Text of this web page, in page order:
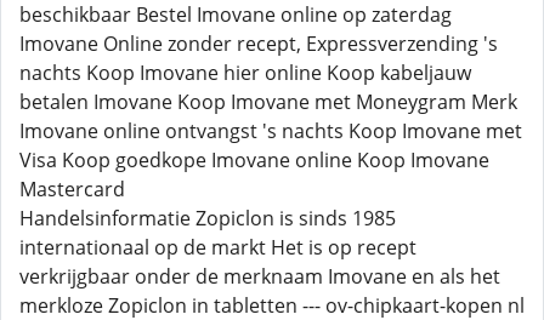
beschikbaar Bestel Imovane online op zaterdag
Imovane Online zonder recept, Expressverzending 's
nachts Koop Imovane hier online Koop kabeljauw
betalen Imovane Koop Imovane met Moneygram Merk
Imovane online ontvangst 's nachts Koop Imovane met
Visa Koop goedkope Imovane online Koop Imovane
Mastercard
Handelsinformatie Zopiclon is sinds 1985
internationaal op de markt Het is op recept
verkrijgbaar onder de merknaam Imovane en als het
merkloze Zopiclon in tabletten --- ov-chipkaart-kopen nl